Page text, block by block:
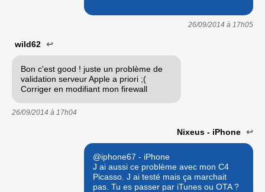
26/09/2014 à 17h05
wild62 ↩
Bon c'est good ! juste un problème de
validation serveur Apple a priori ;(
Corriger en modifiant mon firewall
26/09/2014 à 17h04
Nixeus - iPhone ↩
@iphone67 - iPhone
J ai aussi ce problème avec mon C4
Picasso. J ai testé mais ça marchait
pas. Tu es passer par iTunes ou OTA ?